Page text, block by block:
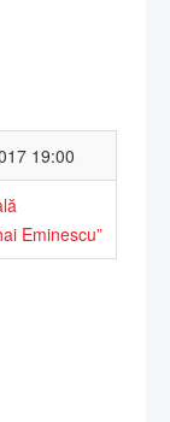
19:00
Eminescu”